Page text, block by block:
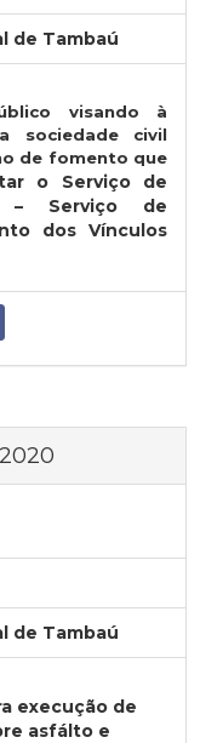
de Tambaú
visando à
sociedade civil
de fomento que
o Serviço de
– Serviço de
dos Vínculos
de Tambaú
execução de
asfálto e